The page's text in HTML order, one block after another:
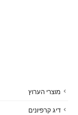
מוצרי הערוץ
דיג קרפיונים